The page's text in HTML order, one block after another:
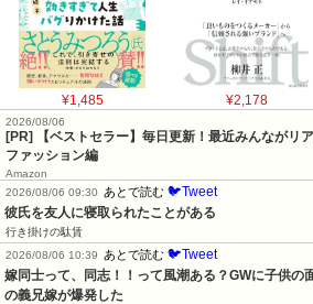
¥1,485 ¥2,178
2026/08/06
[PR] 【ベストセラー】毎日更新！最近みんながリ
ファッション編
Amazon
2026/08/06 09:30
あとで読む 🐦Tweet
彼氏を友人に寝取られたことがある
行き掛けの駄賃
2026/08/06 10:39
あとで読む 🐦Tweet
嫁同士って、同志！！って風潮ある？GWに子供の
の義兄嫁が爆発した